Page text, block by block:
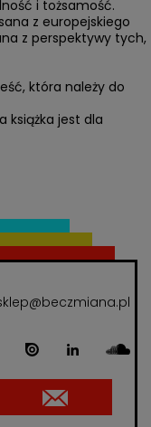
i tożsamość.
z europejskiego
z perspektywy tych,
która należy do
książka jest dla